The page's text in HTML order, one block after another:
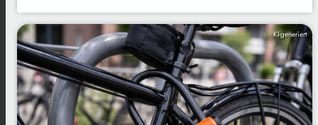
KI-generiert